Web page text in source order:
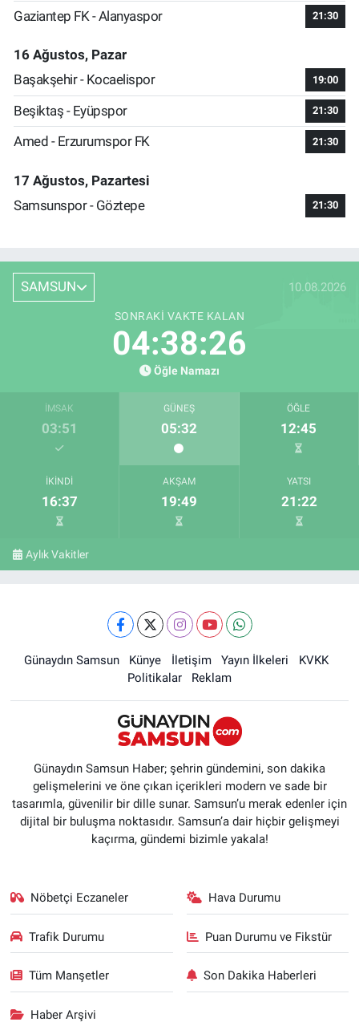
Gaziantep FK - Alanyaspor 21:30
16 Ağustos, Pazar
Başakşehir - Kocaelispor
19:00
Beşiktaş - Eyüpspor 21:30
Amed - Erzurumspor FK 21:30
17 Ağustos, Pazartesi
Samsunspor - Göztepe
21:30
SAMSUN 10.08.2026
SONRAKI VAKTE KALAN
04:38:25
Öğle Namazı
İMSAK
03:51
GÜNEŞ
05:32
ÖĞLE
12:45
İKINDI
16:37
AKŞAM
19:49
YATSI
21:22
Aylık Vakitler
Günaydın Samsun Künye İletişim Yayın İlkeleri
KVKK
Politikalar
Reklam
Günaydın Samsun Haber; şehrin gündemini, son dakika
gelişmelerini ve öne çıkan içerikleri modern ve sade bir
tasarımla, güvenilir bir dille sunar. Samsun’u merak edenler için
dijital bir buluşma noktasıdır. Samsun’a dair hiçbir gelişmeyi
kaçırma, gündemi bizimle yakala!
Nöbetçi Eczaneler Hava Durumu
Trafik Durumu Puan Durumu ve Fikstür
Tüm Manşetler Son Dakika Haberleri
Haber Arşivi